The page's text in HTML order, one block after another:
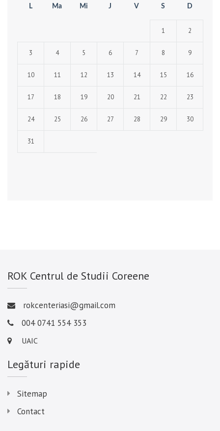
L Ma Mi J V S D
1 2
3 4 5 6 7 8 9
10 11 12 13 14 15 16
17 18 19 20 21 22 23
24 25 26 27 28 29 30
31
ROK Centrul de Studii Coreene
rokcenteriasi@gmail.com
004 0741 554 353
UAIC
Legături rapide
Sitemap
Contact